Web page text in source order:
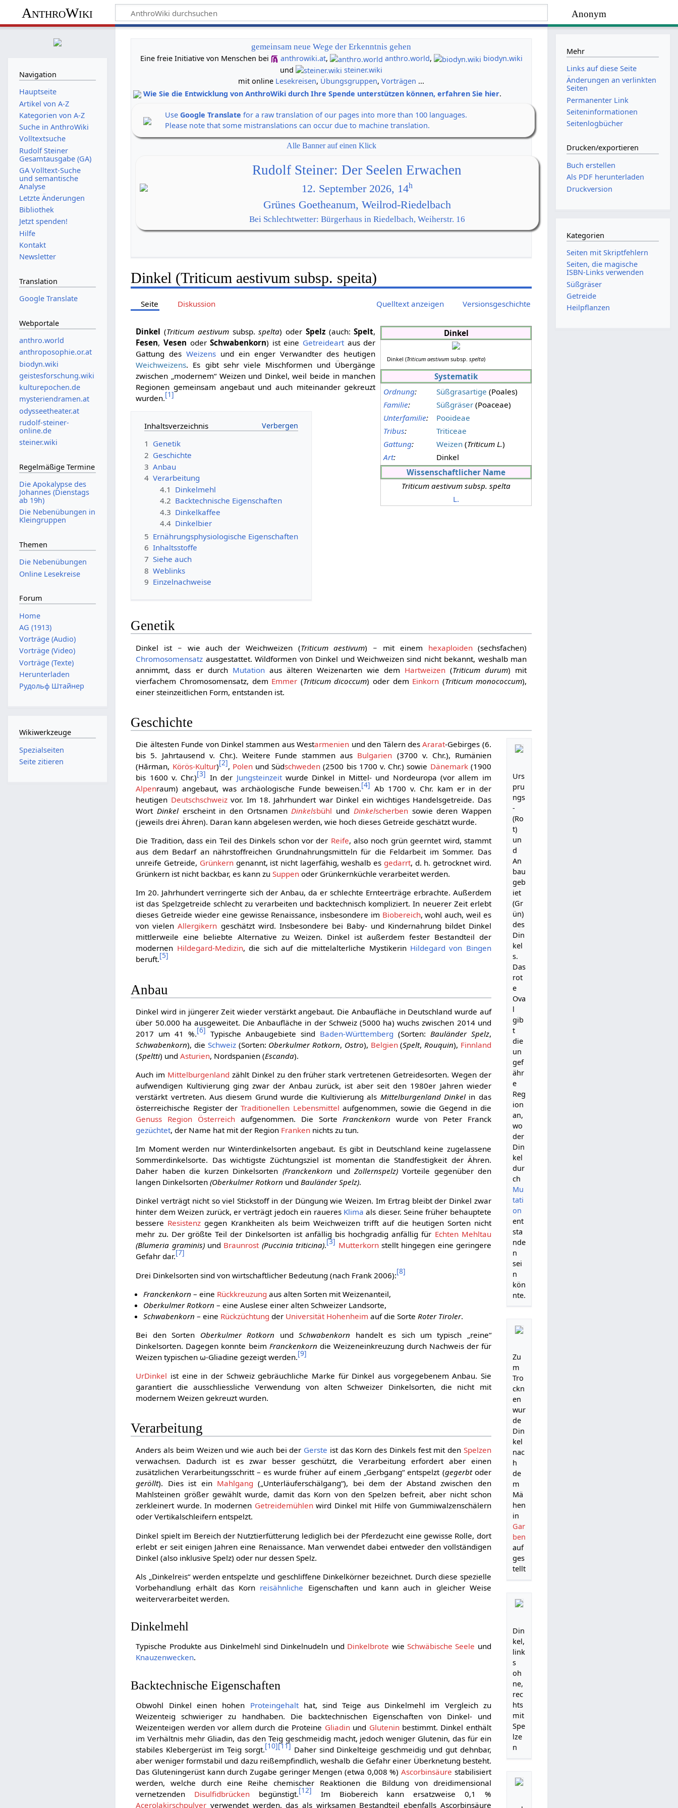
Anonym
AnthroWiki
gemeinsam neue Wege der Erkenntnis gehen
Eine freie Initiative von Menschen bei
anthrowiki.at, anthro.world,
biodyn.wiki
und
steiner.wiki
mit online Lesekreisen, Übungsgruppen,Vorträgen ...
Wie Sie die Entwicklung von AnthroWiki durch Ihre Spende unterstützen können, erfahren Sie hier.
UseGoogle Translate for a raw translation of our pages into more than 100 languages.
Please note that some mistranslations can occur due to machine translation.
Alle Banner auf einen Klick
Rudolf Steiner: Der Seelen Erwachen
12. September 2026, 14h
Grünes Goetheanum, Weilrod-Riedelbach
Bei Schlechtwetter: Bürgerhaus in Riedelbach, Weiherstr. 16
Dinkel (Triticum aestivum subsp. speita)
Seite Diskussion Quelltext anzeigen Versionsgeschichte
Dinkel
Dinkel (Triticum aestivum subsp.spelta)
Systematik
Ordnung: Süßgrasartige (Poales)
Familie: Süßgräser (Poaceae)
Unterfamilie:
Pooideae
Tribus:
Triticeae
Gattung: Weizen (Triticum L.)
Art:
Dinkel
Wissenschaftlicher Name
Triticum aestivum subsp. spelta
L.
Dinkel (Triticum aestivumsubsp.spelta) oder Spelz(auch:Spelt,
Fesen, Vesen oderSchwabenkorn) ist eine Getreideartaus der
Gattung desWeizens und ein enger Verwandter des heutigen
Weichweizens. Es gibt sehr viele Mischformen und Übergänge
zwischen „modernem“ Weizen und Dinkel, weil beide in manchen
Regionen gemeinsam angebaut und auch miteinander gekreuzt
wurden.[1]
Inhaltsverzeichnis
1 Genetik
2 Geschichte
3 Anbau
4 Verarbeitung
4.1 Dinkelmehl
4.2 Backtechnische Eigenschaften
4.3 Dinkelkaffee
4.4 Dinkelbier
5 Ernährungsphysiologische Eigenschaften
6 Inhaltsstoffe
7 Siehe auch
8 Weblinks
9 Einzelnachweise
Genetik
Dinkel ist − wie auch der Weichweizen (Triticum aestivum) − mit einem hexaploiden(sechsfachen)
Chromosomensatz ausgestattet. Wildformen von Dinkel und Weichweizen sind nicht bekannt, weshalb man
annimmt, dass er durch Mutationaus älteren Weizenarten wie dem Hartweizen (Triticum durum) mit
vierfachem Chromosomensatz, dem Emmer (Triticum dicoccum) oder dem Einkorn (Triticum monococcum),
einer steinzeitlichen Form, entstanden ist.
Geschichte
Urs
pru
ngs
-
(Ro
t)
un
d
An
bau
geb
iet
(Gr
ün)
des
Din
kel
s.
Das
rot
e
Ova
l
gib
t
die
un
gef
ähr
e
Reg
ion
an,
wo
der
Din
kel
dur
ch
Mu
tati
on
ent
sta
nde
n
sei
n
kön
nte.
Zu
m
Tro
ckn
en
wur
de
Din
kel
nac
h
de
m
Mä
hen
in
Gar
ben
auf
ges
tellt
Din
kel,
link
s
oh
ne,
rec
hts
mit
Spe
lze
n
Die ältesten Funde von Dinkel stammen aus Westarmenien und den Tälern desArarat-Gebirges (6.
bis 5. Jahrtausend v. Chr.). Weitere Funde stammen aus Bulgarien (3700 v. Chr.), Rumänien
(Hărman, Körös-Kultur)[2], Polenund Südschweden (2500 bis 1700 v. Chr.) sowie Dänemark(1900
bis 1600 v. Chr.)[3] In der Jungsteinzeitwurde Dinkel in Mittel- und Nordeuropa (vor allem im
Alpenraum) angebaut, was archäologische Funde beweisen.[4] Ab 1700 v. Chr. kam er in der
heutigen Deutschschweizvor. Im 18. Jahrhundert war Dinkel ein wichtiges Handelsgetreide. Das
WortDinkel erscheint in den OrtsnamenDinkelsbühl und Dinkelscherbensowie deren Wappen
(jeweils drei Ähren). Daran kann abgelesen werden, wie hoch dieses Getreide geschätzt wurde.
Die Tradition, dass ein Teil des Dinkels schon vor der Reife, also noch grün geerntet wird, stammt
aus dem Bedarf an nährstoffreichen Grundnahrungsmitteln für die Feldarbeit im Sommer. Das
unreife Getreide, Grünkerngenannt, ist nicht lagerfähig, weshalb es gedarrt, d. h. getrocknet wird.
Grünkern ist nicht backbar, es kann zuSuppen oder Grünkernküchle verarbeitet werden.
Im 20. Jahrhundert verringerte sich der Anbau, da er schlechte Ernteerträge erbrachte. Außerdem
ist das Spelzgetreide schlecht zu verarbeiten und backtechnisch kompliziert. In neuerer Zeit erlebt
dieses Getreide wieder eine gewisse Renaissance, insbesondere im Biobereich, wohl auch, weil es
von vielenAllergikern geschätzt wird. Insbesondere bei Baby- und Kindernahrung bildet Dinkel
mittlerweile eine beliebte Alternative zu Weizen. Dinkel ist außerdem fester Bestandteil der
modernen Hildegard-Medizin, die sich auf die mittelalterliche Mystikerin Hildegard von Bingen
beruft.[5]
Anbau
Dinkel wird in jüngerer Zeit wieder verstärkt angebaut. Die Anbaufläche in Deutschland wurde auf
über 50.000 ha ausgeweitet. Die Anbaufläche in der Schweiz (5000 ha) wuchs zwischen 2014 und
2017 um 41 %.[6] Typische Anbaugebiete sind Baden-Württemberg (Sorten: Bauländer Spelz,
Schwabenkorn), die Schweiz(Sorten: Oberkulmer Rotkorn, Ostro), Belgien(Spelt, Rouquin), Finnland
(Speltti) undAsturien, Nordspanien (Escanda).
Auch im Mittelburgenland zählt Dinkel zu den früher stark vertretenen Getreidesorten. Wegen der
aufwendigen Kultivierung ging zwar der Anbau zurück, ist aber seit den 1980er Jahren wieder
verstärkt vertreten. Aus diesem Grund wurde die Kultivierung als Mittelburgenland Dinkel in das
österreichische Register derTraditionellen Lebensmittel aufgenommen, sowie die Gegend in die
Genuss Region Österreich aufgenommen. Die Sorte Franckenkorn wurde von Peter Franck
gezüchtet, der Name hat mit der Region Franken nichts zu tun.
Im Moment werden nur Winterdinkelsorten angebaut. Es gibt in Deutschland keine zugelassene
Sommerdinkelsorte. Das wichtigste Züchtungsziel ist momentan die Standfestigkeit der Ähren.
Daher haben die kurzen Dinkelsorten (Franckenkorn undZollernspelz) Vorteile gegenüber den
langen Dinkelsorten(Oberkulmer Rotkorn undBauländer Spelz).
Dinkel verträgt nicht so viel Stickstoff in der Düngung wie Weizen. Im Ertrag bleibt der Dinkel zwar
hinter dem Weizen zurück, er verträgt jedoch ein raueres Klima als dieser. Seine früher behauptete
bessere Resistenz gegen Krankheiten als beim Weichweizen trifft auf die heutigen Sorten nicht
mehr zu. Der größte Teil der Dinkelsorten ist anfällig bis hochgradig anfällig für Echten Mehltau
(Blumeria graminis)und Braunrost (Puccinia triticina).[3] Mutterkornstellt hingegen eine geringere
Gefahr dar.[7]
Drei Dinkelsorten sind von wirtschaftlicher Bedeutung (nach Frank 2006):[8]
Franckenkorn – eine Rückkreuzung aus alten Sorten mit Weizenanteil,
Oberkulmer Rotkorn – eine Auslese einer alten Schweizer Landsorte,
Schwabenkorn – eine Rückzüchtung der Universität Hohenheim auf die Sorte Roter Tiroler.
Bei den Sorten Oberkulmer Rotkorn undSchwabenkorn handelt es sich um typisch „reine“
Dinkelsorten. Dagegen konnte beim Franckenkorn die Weizeneinkreuzung durch Nachweis der für
Weizen typischen ω-Gliadine gezeigt werden.[9]
UrDinkel ist eine in der Schweiz gebräuchliche Marke für Dinkel aus vorgegebenem Anbau. Sie
garantiert die ausschliessliche Verwendung von alten Schweizer Dinkelsorten, die nicht mit
modernem Weizen gekreuzt wurden.
Verarbeitung
Anders als beim Weizen und wie auch bei der Gerste ist das Korn des Dinkels fest mit den Spelzen
verwachsen. Dadurch ist es zwar besser geschützt, die Verarbeitung erfordert aber einen
zusätzlichen Verarbeitungsschritt – es wurde früher auf einem „Gerbgang“ entspelzt (gegerbtoder
geröllt). Dies ist ein Mahlgang („Unterläuferschälgang“), bei dem der Abstand zwischen den
Mahlsteinen größer gewählt wurde, damit das Korn von den Spelzen befreit, aber nicht schon
zerkleinert wurde. In modernen Getreidemühlenwird Dinkel mit Hilfe von Gummiwalzenschälern
oder Vertikalschleifern entspelzt.
Dinkel spielt im Bereich der Nutztierfütterung lediglich bei der Pferdezucht eine gewisse Rolle, dort
erlebt er seit einigen Jahren eine Renaissance. Man verwendet dabei entweder den vollständigen
Dinkel (also inklusive Spelz) oder nur dessen Spelz.
Als „Dinkelreis“ werden entspelzte und geschliffene Dinkelkörner bezeichnet. Durch diese spezielle
Vorbehandlung erhält das Korn reisähnliche Eigenschaften und kann auch in gleicher Weise
weiterverarbeitet werden.
Dinkelmehl
Typische Produkte aus Dinkelmehl sind Dinkelnudeln und Dinkelbrote wieSchwäbische Seele und
Knauzenwecken.
Backtechnische Eigenschaften
Obwohl Dinkel einen hohen Proteingehalthat, sind Teige aus Dinkelmehl im Vergleich zu
Weizenteig schwieriger zu handhaben. Die backtechnischen Eigenschaften von Dinkel- und
Weizenteigen werden vor allem durch die Proteine Gliadinund Gluteninbestimmt. Dinkel enthält
im Verhältnis mehr Gliadin, das den Teig geschmeidig macht, jedoch weniger Glutenin, das für ein
stabiles Klebergerüst im Teig sorgt.[10][11] Daher sind Dinkelteige geschmeidig und gut dehnbar,
aber weniger formstabil und dazu reißempfindlich, weshalb die Gefahr einer Überknetung besteht.
Das Gluteningerüst kann durch Zugabe geringer Mengen (etwa 0,008 %)Ascorbinsäure stabilisiert
werden, welche durch eine Reihe chemischer Reaktionen die Bildung von dreidimensional
vernetzenden Disulfidbrücken begünstigt.[12] Im Biobereich kann ersatzweise 0,1 %
Acerolakirschpulver verwendet werden, das als wirksamen Bestandteil ebenfalls Ascorbinsäure
Navigation
Hauptseite
Artikel von A-Z
Kategorien von A-Z
Suche in AnthroWiki
Volltextsuche
Rudolf Steiner
Gesamtausgabe (GA)
GA Volltext-Suche
und semantische
Analyse
Letzte Änderungen
Bibliothek
Jetzt spenden!
Hilfe
Kontakt
Newsletter
Translation
Google Translate
Webportale
anthro.world
anthroposophie.or.at
biodyn.wiki
geistesforschung.wiki
kulturepochen.de
mysteriendramen.at
odysseetheater.at
rudolf-steiner-
online.de
steiner.wiki
Regelmäßige Termine
Die Apokalypse des
Johannes (Dienstags
ab 19h)
Die Nebenübungen in
Kleingruppen
Themen
Die Nebenübungen
Online Lesekreise
Forum
Home
AG (1913)
Vorträge (Audio)
Vorträge (Video)
Vorträge (Texte)
Herunterladen
Рудольф Штайнер
Wikiwerkzeuge
Spezialseiten
Seite zitieren
Mehr
Links auf diese Seite
Änderungen an verlinkten
Seiten
Permanenter Link
Seiten­­informationen
Seitenlogbücher
Drucken/­exportieren
Buch erstellen
Als PDF herunterladen
Druckversion
Kategorien
Seiten mit Skriptfehlern
Seiten, die magische
ISBN-Links verwenden
Süßgräser
Getreide
Heilpflanzen